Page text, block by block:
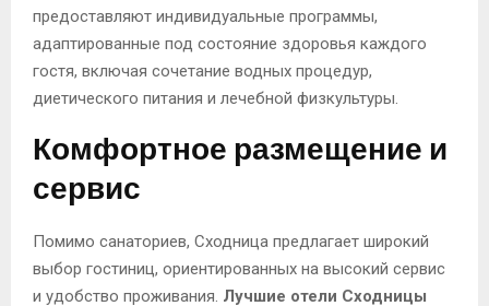
предоставляют индивидуальные программы,
адаптированные под состояние здоровья каждого
гостя, включая сочетание водных процедур,
диетического питания и лечебной физкультуры.
Комфортное размещение и
сервис
Помимо санаториев, Сходница предлагает широкий
выбор гостиниц, ориентированных на высокий сервис
и удобство проживания. Лучшие отели Сходницы